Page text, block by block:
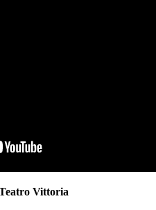
Vittoria